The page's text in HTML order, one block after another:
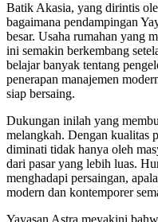
Batik Akasia, yang dirintis
bagaimana pendampingan
besar. Usaha rumahan yang
ini semakin berkembang
belajar banyak tentang
penerapan manajemen
siap bersaing.
Dukungan inilah yang
melangkah. Dengan kualitas
diminati tidak hanya oleh
dari pasar yang lebih luas.
menghadapi persaingan,
modern dan kontemporer